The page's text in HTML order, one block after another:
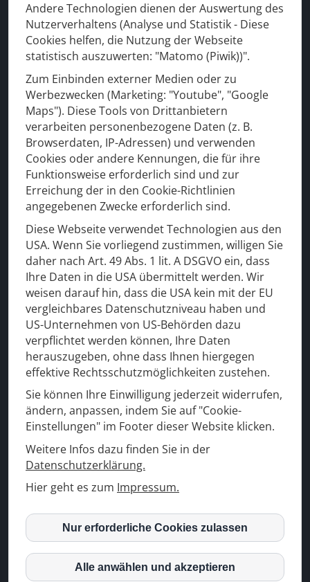
• Frankfurt
Wiesbaden
• Mainz
• Darmstadt
• Hanau
• Bad Homburg
• Mannheim
• Aschaffenburg
• Offenbach
• Rüsselsheim
Für Ihre Sicherheit
Andere Technologien dienen der Auswertung des
Nutzerverhaltens (Analyse und Statistik - Diese
Cookies helfen, die Nutzung der Webseite
statistisch auszuwerten: "Matomo (Piwik))".
Zum Einbinden externer Medien oder zu
Werbezwecken (Marketing: "Youtube", "Google
Maps"). Diese Tools von Drittanbietern
verarbeiten personenbezogene Daten (z. B.
Browserdaten, IP-Adressen) und verwenden
Cookies oder andere Kennungen, die für ihre
Funktionsweise erforderlich sind und zur
Erreichung der in den Cookie-Richtlinien
angegebenen Zwecke erforderlich sind.
Diese Webseite verwendet Technologien aus den
USA. Wenn Sie vorliegend zustimmen, willigen Sie
daher nach Art. 49 Abs. 1 lit. A DSGVO ein, dass
Ihre Daten in die USA übermittelt werden. Wir
weisen darauf hin, dass die USA kein mit der EU
vergleichbares Datenschutzniveau haben und
US-Unternehmen von US-Behörden dazu
verpflichtet werden können, Ihre Daten
herauszugeben, ohne dass Ihnen hiergegen
effektive Rechtsschutzmöglichkeiten zustehen.
Sie können Ihre Einwilligung jederzeit widerrufen,
ändern, anpassen, indem Sie auf "Cookie-
Einstellungen" im Footer dieser Website klicken.
Weitere Infos dazu finden Sie in der
Datenschutzerklärung.
Hier geht es zum Impressum.
inCMS
Nur erforderliche Cookies zulassen
Alle anwählen und akzeptieren